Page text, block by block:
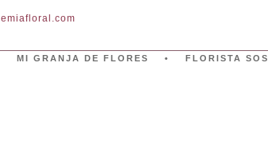
MI GRANJA DE FLORES FLORISTA